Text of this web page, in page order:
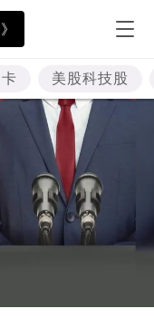
美股科技股